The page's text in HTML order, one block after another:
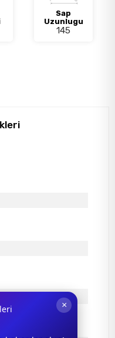
Sap
Uzunlugu
145
×